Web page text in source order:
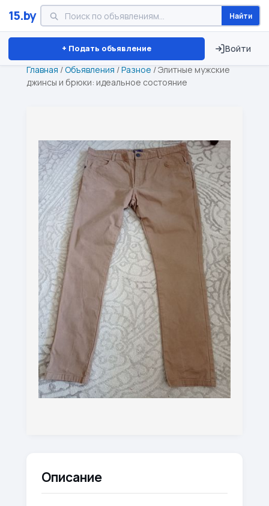
15.by Найти
+ Подать объявление Войти
Минск Витебск Брест ⏱ ТОЛЬКО 15 ДНЕЙ
Главная /Объявления /Разное /Элитные мужские
джинсы и брюки: идеальное состояние
Описание